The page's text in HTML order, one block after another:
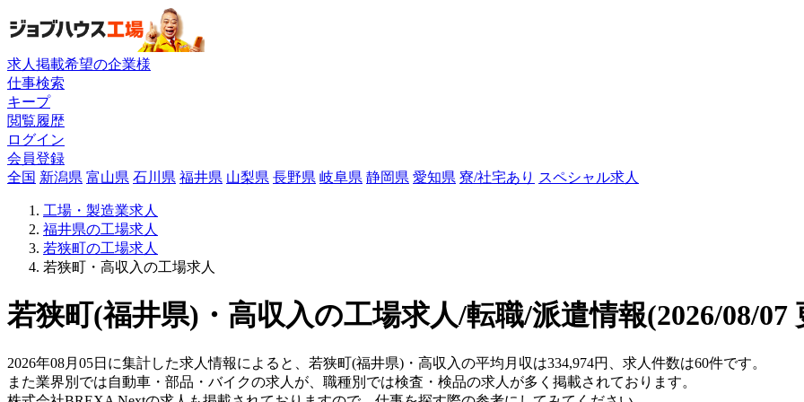
求人掲載希望の企業様
仕事検索
キープ
閲覧履歴
ログイン
会員登録
全国 新潟県 富山県 石川県 福井県 山梨県 長野県 岐阜県 静岡県 愛知県 寮/社宅あり スペシャル求人
工場・製造業求人
福井県の工場求人
若狭町の工場求人
若狭町・高収入の工場求人
若狭町(福井県)・高収入の工場求人/転職/派遣情報(2026/08/07
2026年08月05日に集計した求人情報によると、若狭町(福井県)・高収入の平均月収は334,974円、求人件数は60件です。
また業界別では自動車・部品・バイクの求人が、職種別では検査・検品の求人が多く掲載されております。